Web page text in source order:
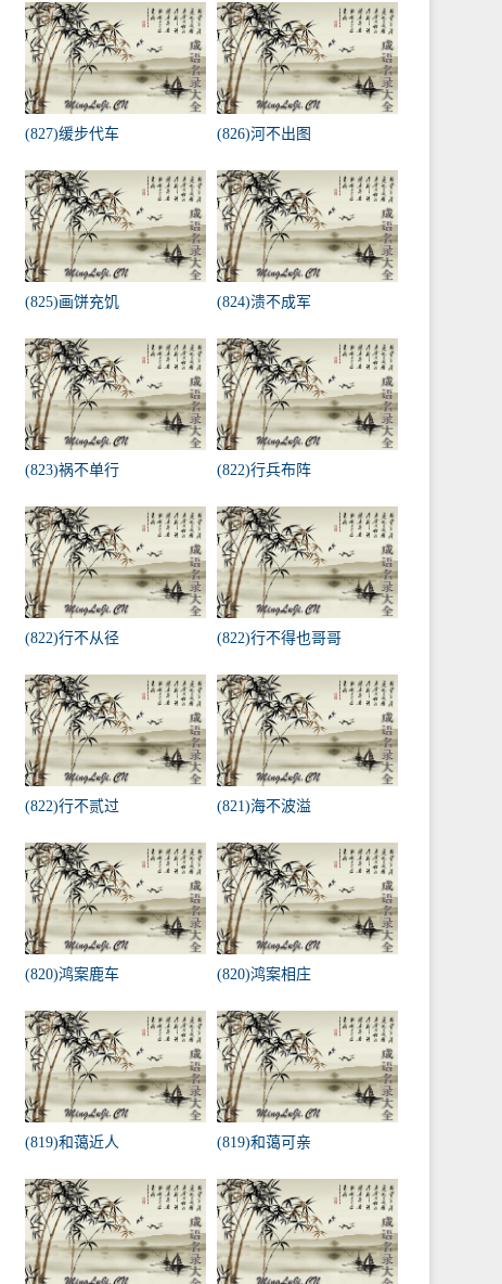
(827)缓步代车 (826)河不出图
(825)画饼充饥 (824)溃不成军
(823)祸不单行 (822)行兵布阵
(822)行不从径 (822)行不得也哥哥
(822)行不贰过 (821)海不波溢
(820)鸿案鹿车 (820)鸿案相庄
(819)和蔼近人 (819)和蔼可亲